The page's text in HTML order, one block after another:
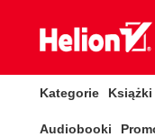
Kategorie Książki
Audiobooki